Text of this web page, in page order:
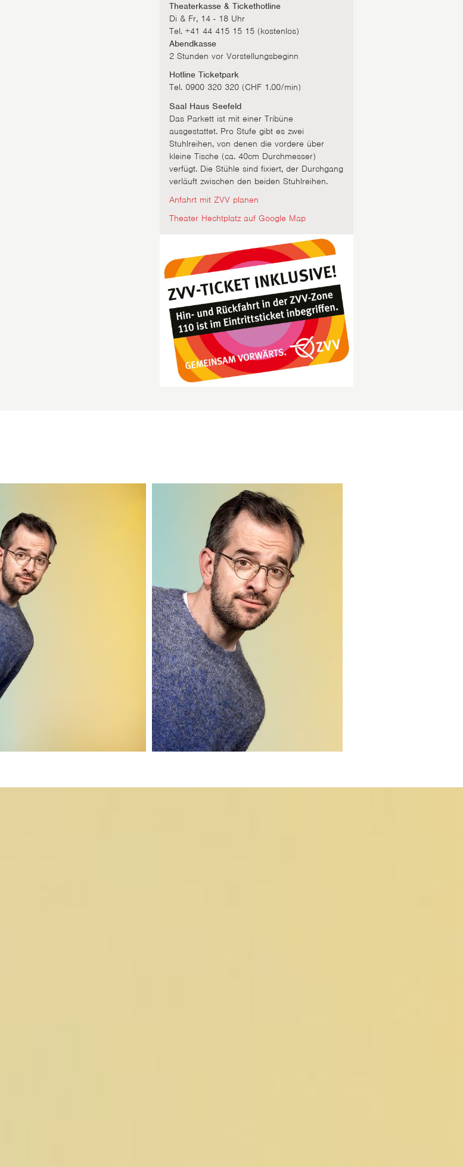
Theaterkasse & Tickethotline
Di & Fr, 14 - 18 Uhr
Tel. +41 44 415 15 15 (kostenlos)
Abendkasse
2 Stunden vor Vorstellungsbeginn
Hotline Ticketpark
Tel. 0900 320 320 (CHF 1.00/min)
Saal Haus Seefeld
Das Parkett ist mit einer Tribüne
ausgestattet. Pro Stufe gibt es zwei
Stuhlreihen, von denen die vordere über
kleine Tische (ca. 40cm Durchmesser)
verfügt. Die Stühle sind fixiert, der Durchgang
verläuft zwischen den beiden Stuhlreihen.
Anfahrt mit ZVV planen
Theater Hechtplatz auf Google Map